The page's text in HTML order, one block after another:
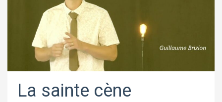
La sainte cène